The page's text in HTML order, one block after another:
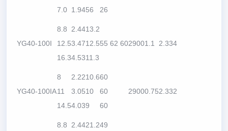
7.0 1.9456
26
YG40-100I
8.8
12.5
16.3
2.44
3.47
4.53
13.2
12.5
11.3
55 62 6029001.1 2.334
YG40-100IA
8
11
14.5
2.22
3.05
4.03
10.6
10
9
60
60
60
29000.752.332
8.8
2.4421.249